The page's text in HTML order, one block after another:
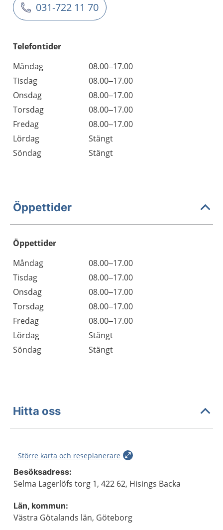
031-722 11 70
Telefontider
Måndag
08.00–17.00
Tisdag
08.00–17.00
Onsdag
08.00–17.00
Torsdag
08.00–17.00
Fredag
08.00–17.00
Lördag
Stängt
Söndag
Stängt
Öppettider
Öppettider
Dag
Öppettider
Kommentarer
Måndag
08.00–17.00
Tisdag
08.00–17.00
Onsdag
08.00–17.00
Torsdag
08.00–17.00
Fredag
08.00–17.00
Lördag
Stängt
Söndag
Stängt
Hitta oss
Större karta och reseplanerare
Besöksadress:
Selma Lagerlöfs torg 1, 422 62, Hisings Backa
Län, kommun:
Västra Götalands län, Göteborg